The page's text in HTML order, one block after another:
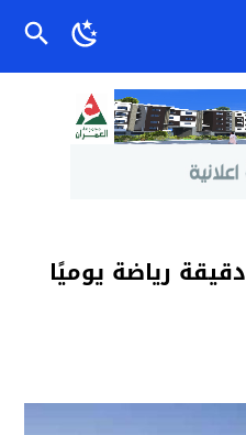
“العلاج المعجزة”.. 30 دقيقة رياضة يوميًا